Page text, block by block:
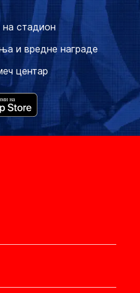
на стадион
и вредне награде
центар